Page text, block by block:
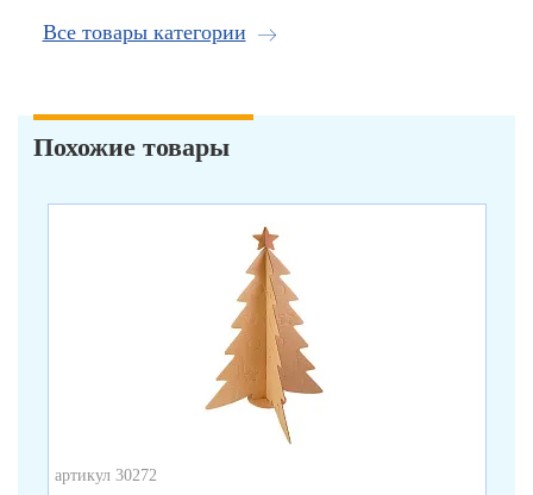
Все товары категории
Похожие товары
артикул 30272